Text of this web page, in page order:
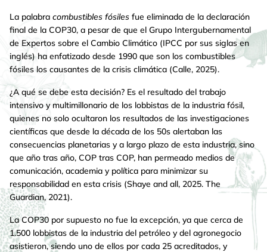
La palabra combustibles fósiles fue eliminada de la declaración
final de la COP30, a pesar de que el Grupo Intergubernamental
de Expertos sobre el Cambio Climático (IPCC por sus siglas en
inglés) ha enfatizado desde 1990 que son los combustibles
fósiles los causantes de la crisis climática (Calle, 2025).
¿A qué se debe esta decisión? Es el resultado del trabajo
intensivo y multimillonario de los lobbistas de la industria fósil,
quienes no solo ocultaron los resultados de las investigaciones
científicas que desde la década de los 50s alertaban las
consecuencias planetarias y a largo plazo de esta industria, sino
que año tras año, COP tras COP, han permeado medios de
comunicación, academia y política para minimizar su
responsabilidad en esta crisis (Shaye and all, 2025. The
Guardian, 2021).
La COP30 por supuesto no fue la excepción, ya que cerca de
1.500 lobbistas de la industria del petróleo y del agronegocio
asistieron, siendo uno de ellos por cada 25 acreditados, y